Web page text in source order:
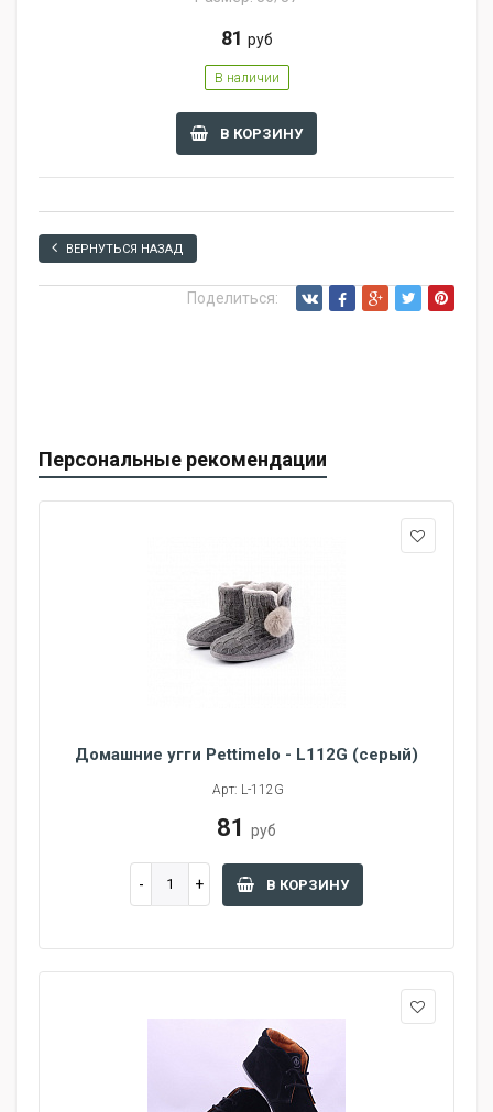
81 руб
В наличии
В КОРЗИНУ
ВЕРНУТЬСЯ НАЗАД
Поделиться:
Персональные рекомендации
Домашние угги Pettimelo - L112G (серый)
Арт: L-112G
81 руб
В КОРЗИНУ